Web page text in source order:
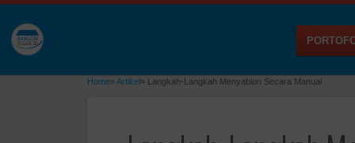
Home»Artikel» Langkah-Langkah Menyablon Secara Manual